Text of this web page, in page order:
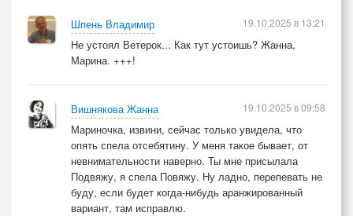
Шпень Владимир
Не устоял Ветерок... Как тут устоишь? Жанна,
Марина. +++!
19.10.2025 в 13:21
Вишнякова Жанна
Мариночка, извини, сейчас только увидела, что
опять спела отсебятину. У меня такое бывает, от
невнимательности наверно. Ты мне присылала
Подвяжу, я спела Повяжу. Ну ладно, перепевать не
буду, если будет когда-нибудь аранжированный
вариант, там исправлю.
19.10.2025 в 09:58